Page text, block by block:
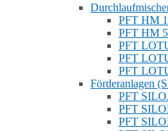
PFT HM
PFT HM
PFT
PFT
PFT
Förderanlagen
PFT
PFT
PFT